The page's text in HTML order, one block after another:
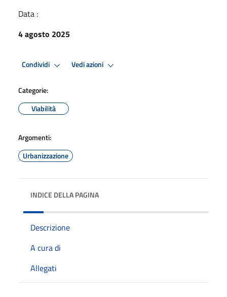
Data :
4 agosto 2025
Condividi Vedi azioni
Categorie:
Viabilità
Argomenti:
Urbanizzazione
INDICE DELLA PAGINA
Descrizione
A cura di
Allegati